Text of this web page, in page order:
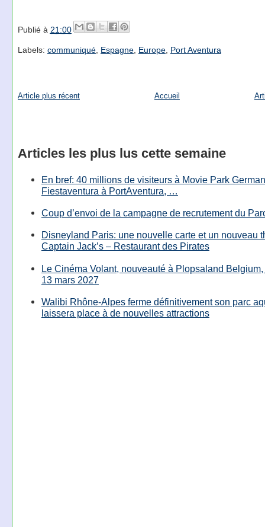
Publié à 21:00
Labels: communiqué, Espagne, Europe, Port Aventura
Article plus récent Accueil
Articles les plus lus cette semaine
En bref: 40 millions de visiteurs à Movie Park
Fiestaventura à PortAventura, …
Coup d’envoi de la campagne de recrutement du
Disneyland Paris: une nouvelle carte et un nouveau
Captain Jack’s – Restaurant des Pirates
Le Cinéma Volant, nouveauté à Plopsaland
13 mars 2027
Walibi Rhône-Alpes ferme définitivement son parc
laissera place à de nouvelles attractions